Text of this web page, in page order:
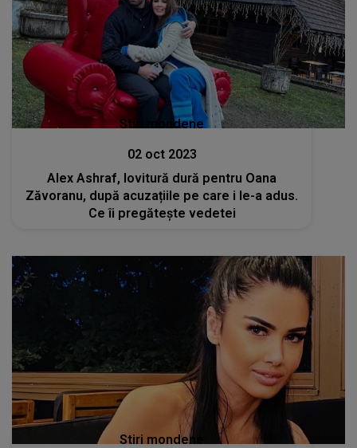
Stiri mondene
02 oct 2023
Alex Ashraf, lovitură dură pentru Oana
Zăvoranu, după acuzațiile pe care i le-a adus.
Ce îi pregătește vedetei
Stiri mondene